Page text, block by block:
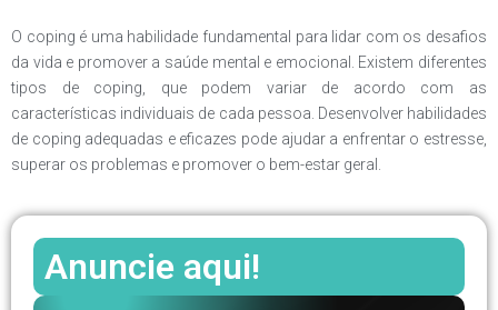
O coping é uma habilidade fundamental para lidar com os desafios
da vida e promover a saúde mental e emocional. Existem diferentes
tipos de coping, que podem variar de acordo com as
características individuais de cada pessoa. Desenvolver habilidades
de coping adequadas e eficazes pode ajudar a enfrentar o estresse,
superar os problemas e promover o bem-estar geral.
Anuncie aqui!